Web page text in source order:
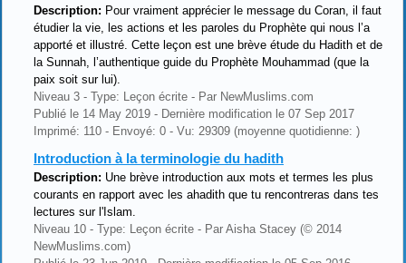
Description: Pour vraiment apprécier le message du Coran, il faut
étudier la vie, les actions et les paroles du Prophète qui nous l’a
apporté et illustré. Cette leçon est une brève étude du Hadith et de
la Sunnah, l’authentique guide du Prophète Mouhammad (que la
paix soit sur lui).
Niveau 3 - Type: Leçon écrite - Par NewMuslims.com
Publié le 14 May 2019 - Dernière modification le 07 Sep 2017
Imprimé: 110 - Envoyé: 0 - Vu: 29309 (moyenne quotidienne: )
Introduction à la terminologie du hadith
Description: Une brève introduction aux mots et termes les plus
courants en rapport avec les ahadith que tu rencontreras dans tes
lectures sur l'Islam.
Niveau 10 - Type: Leçon écrite - Par Aisha Stacey (© 2014
NewMuslims.com)